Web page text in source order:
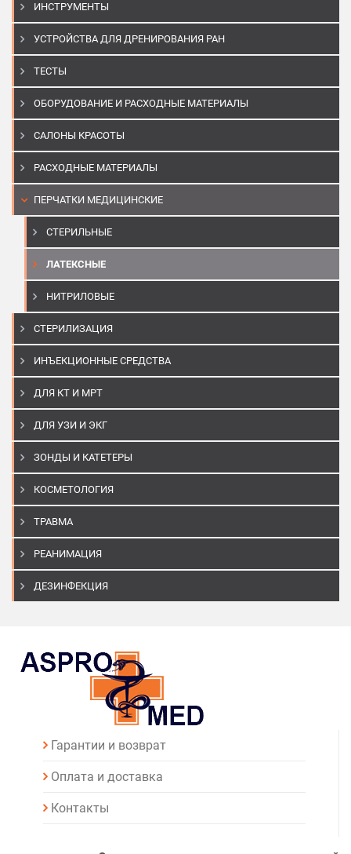
ИНСТРУМЕНТЫ
УСТРОЙСТВА ДЛЯ ДРЕНИРОВАНИЯ РАН
ТЕСТЫ
ОБОРУДОВАНИЕ И РАСХОДНЫЕ МАТЕРИАЛЫ
САЛОНЫ КРАСОТЫ
РАСХОДНЫЕ МАТЕРИАЛЫ
ПЕРЧАТКИ МЕДИЦИНСКИЕ
СТЕРИЛЬНЫЕ
ЛАТЕКСНЫЕ
НИТРИЛОВЫЕ
СТЕРИЛИЗАЦИЯ
ИНЪЕКЦИОННЫЕ СРЕДСТВА
ДЛЯ КТ И МРТ
ДЛЯ УЗИ И ЭКГ
ЗОНДЫ И КАТЕТЕРЫ
КОСМЕТОЛОГИЯ
ТРАВМА
РЕАНИМАЦИЯ
ДЕЗИНФЕКЦИЯ
Гарантии и возврат
Оплата и доставка
Контакты